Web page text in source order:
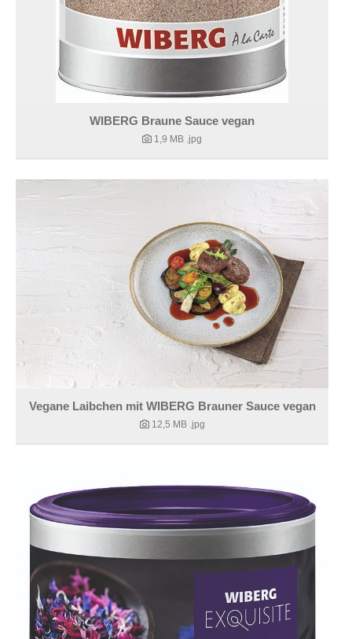
WIBERG Braune Sauce vegan
1,9 MB .jpg
Vegane Laibchen mit WIBERG Brauner Sauce vegan
12,5 MB .jpg